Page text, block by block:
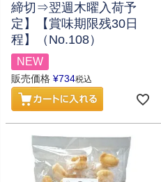
締切⇒翌週木曜入荷予
定】【賞味期限残30日
程】（No.108）
NEW
販売価格 ¥734税込